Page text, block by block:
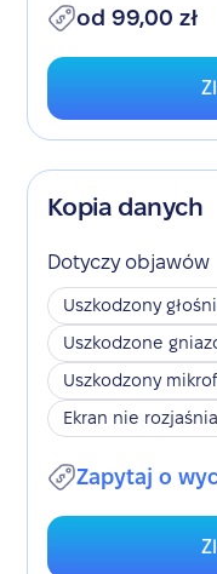
od 99,00 zł
Kopia danych
Dotyczy objawów
Uszkodzony
Uszkodzone
Uszkodzony
Ekran nie
Zapytaj o